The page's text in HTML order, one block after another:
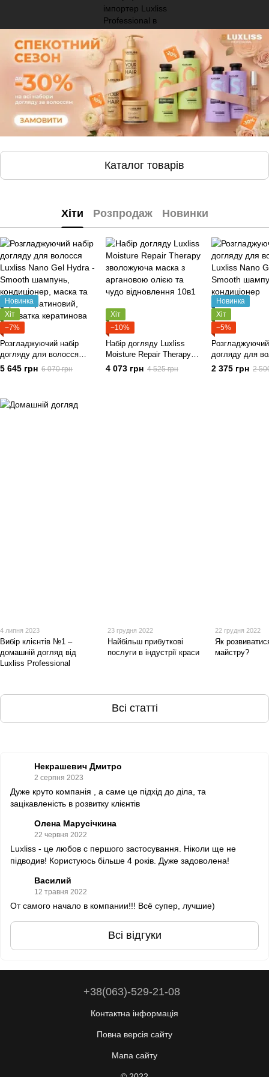
Каталог товарів
Хіти Розпродаж Новинки
Новинка
Хіт
−7%
Розгладжуючий набір
догляду для волосся
Luxliss Nano Gel Hydra -
Smooth шампунь,
спрей кератиновий,
сироватка кератинова
5 645 грн 6 070 грн
Хіт
−10%
Набір догляду Luxliss
Moisture Repair Therapy
зволожуюча маска з
аргановою олією та чудо
4 073 грн 4 525 грн
Новинка
Хіт
−5%
Розгладжуючий
догляду для
Luxliss Nano
Smooth
2 375 грн 2
4 липня 2023
Вибір клієнтів №1 –
домашній догляд від
Luxliss Professional
23 грудня 2022
Найбільш прибуткові
послуги в індустрії краси
22 грудня 2022
Як
майстру?
Всі статті
Некрашевич Дмитро
2 серпня 2023
Дуже круто компанія , а саме це підхід до діла, та
зацікавленість в розвитку клієнтів
Олена Марусічкина
22 червня 2022
Luxliss - це любов с першого застосування. Ніколи ще не
підводив! Користуюсь більше 4 років. Дуже задоволена!
Василий
12 травня 2022
От самого начало в компании!!! Всё супер, лучшие)
Всі відгуки
+38(063)-529-21-08
Контактна інформація
Повна версія сайту
Мапа сайту